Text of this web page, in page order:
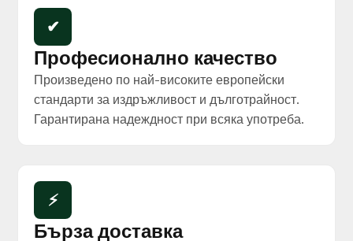
✔
Професионално качество
Произведено по най-високите европейски
стандарти за издръжливост и дълготрайност.
Гарантирана надеждност при всяка употреба.
⚡
Бърза доставка